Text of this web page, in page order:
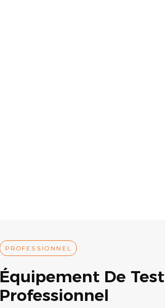
PROFESSIONNEL
Équipement De Test
Professionnel